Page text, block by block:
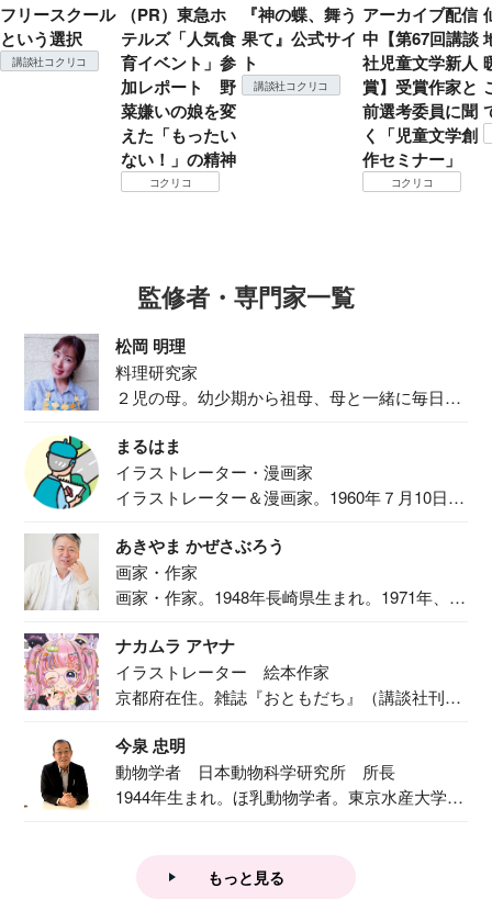
フリースクール
という選択
講談社コクリコ
（PR）東急ホ
テルズ「人気食
育イベント」参
加レポート 野
菜嫌いの娘を変
えた「もったい
ない！」の精神
コクリコ
『神の蝶、舞う
果て』公式サイ
ト
講談社コクリコ
アーカイブ配信
中【第67回講談
社児童文学新人
賞】受賞作家と
前選考委員に聞
く「児童文学創
作セミナー」
コクリコ
監修者・専門家一覧
松岡 明理
料理研究家
２児の母。幼少期から祖母、母と一緒に毎日の
まるはま
イラストレーター・漫画家
イラストレーター＆漫画家。1960年７月10日生
あきやま かぜさぶろう
画家・作家
画家・作家。1948年長崎県生まれ。1971年、
ナカムラ アヤナ
イラストレーター 絵本作家
京都府在住。雑誌『おともだち』（講談社刊）
今泉 忠明
動物学者 日本動物科学研究所 所長
1944年生まれ。ほ乳動物学者。東京水産大学卒
もっと見る